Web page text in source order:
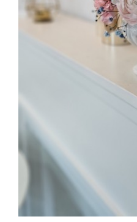
해운대한국문화
2025.03.24